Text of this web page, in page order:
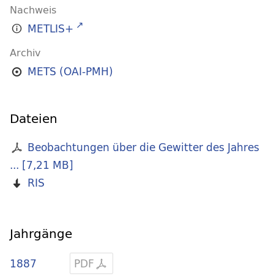
Nachweis
METLIS+
Archiv
METS (OAI-PMH)
Dateien
Beobachtungen über die Gewitter des Jahres
... [7,21 MB]
RIS
Jahrgänge
PDF
1887